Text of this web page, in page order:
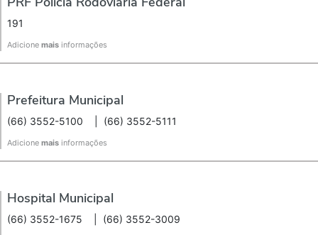
191
Adicione mais informações
Prefeitura Municipal
(66) 3552-5100 (66) 3552-5111
Adicione mais informações
Hospital Municipal
(66) 3552-1675 (66) 3552-3009